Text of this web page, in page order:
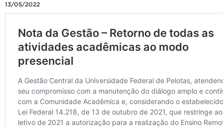
13/05/2022